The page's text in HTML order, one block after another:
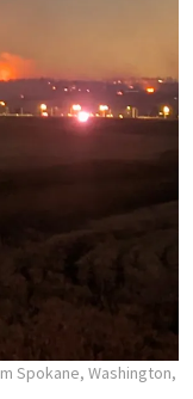
Spokane, Washington,